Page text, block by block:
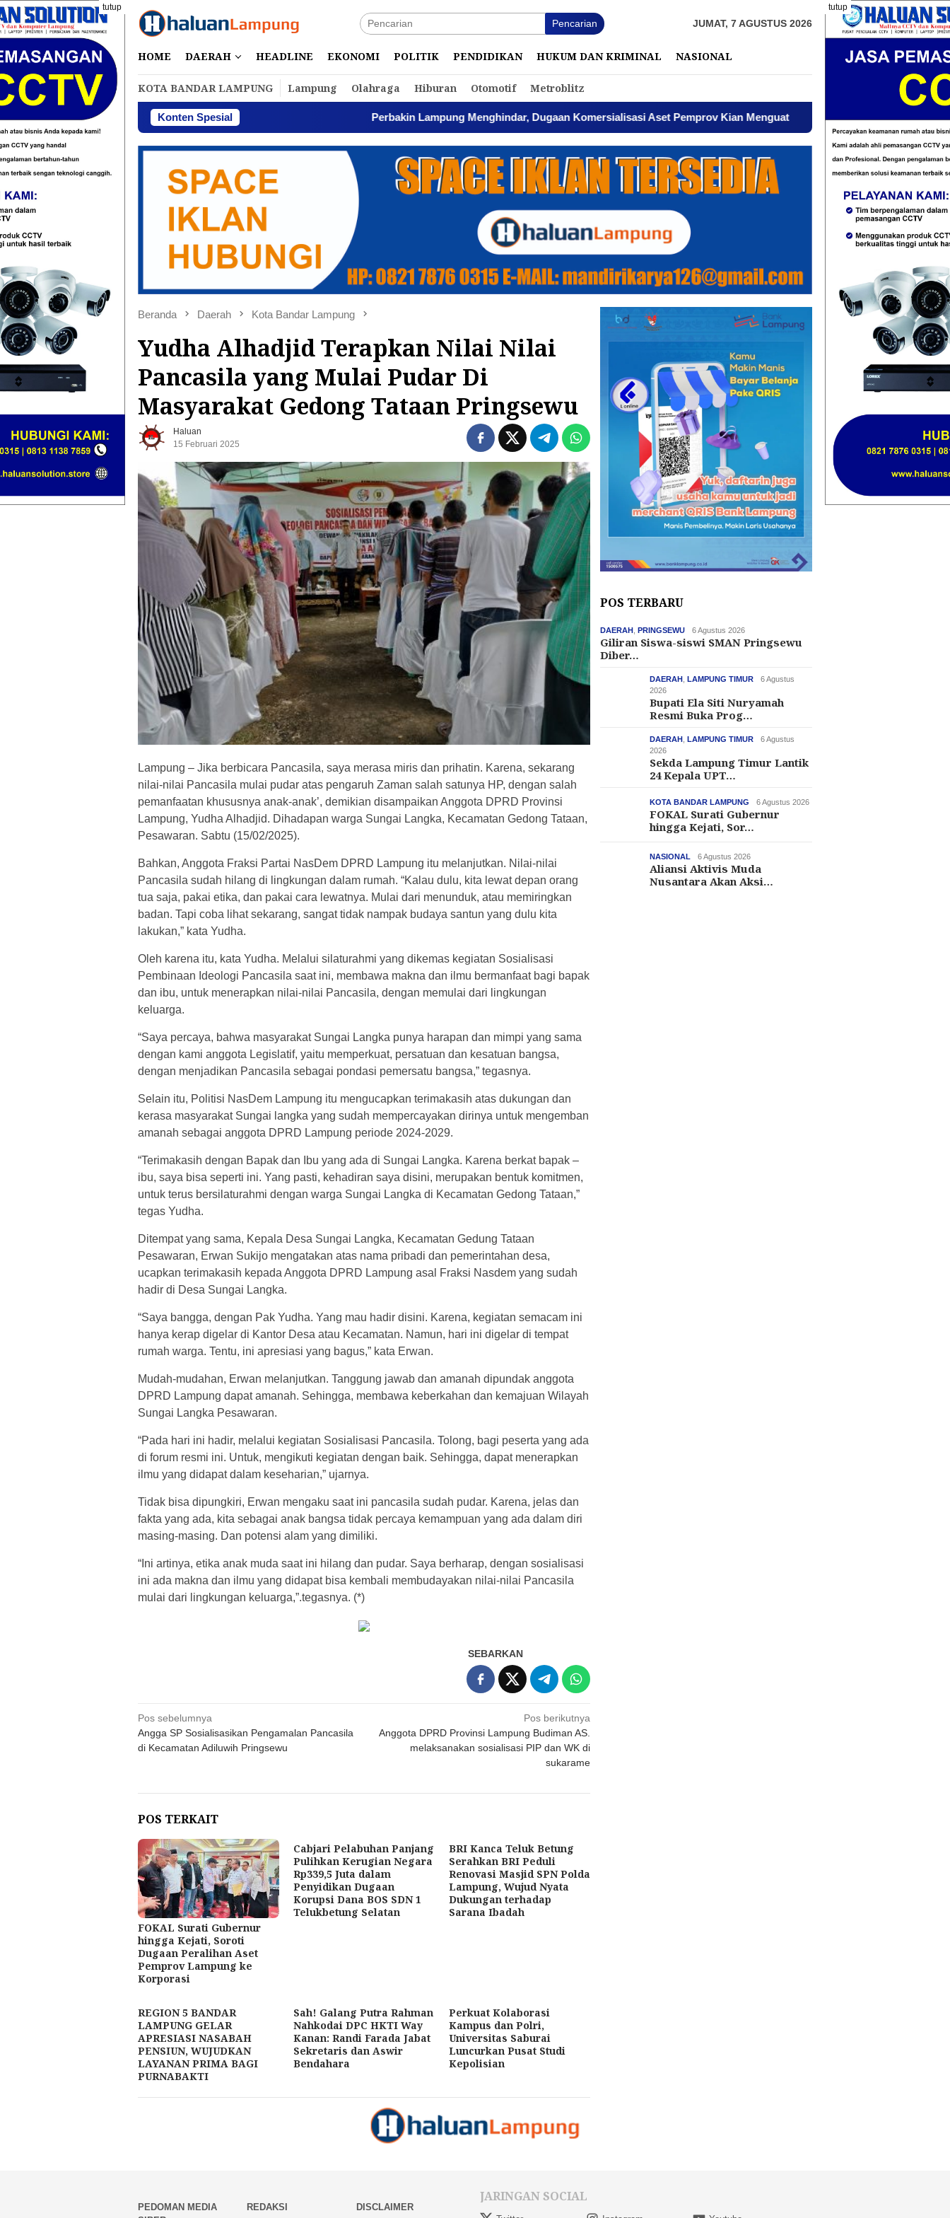
Loncat
ke
konten
tutup tutup
Pencarian JUMAT, 7 AGUSTUS 2026
HOME DAERAH HEADLINE EKONOMI POLITIK PENDIDIKAN HUKUM DAN KRIMINAL NASIONAL
KOTA BANDAR LAMPUNG Lampung Olahraga Hiburan Otomotif Metroblitz
Konten Spesial Perbakin Lampung Menghindar, Dugaan Komersialisasi Aset Pemprov Kian Menguat AWPI Serukan Perdamaian dan
Beranda Daerah Kota Bandar Lampung
Yudha Alhadjid Terapkan Nilai Nilai
Pancasila yang Mulai Pudar Di
Masyarakat Gedong Tataan Pringsewu
Haluan
15 Februari 2025
Lampung – Jika berbicara Pancasila, saya merasa miris dan prihatin. Karena, sekarang
nilai-nilai Pancasila mulai pudar atas pengaruh Zaman salah satunya HP, dengan salah
pemanfaatan khususnya anak-anak’, demikian disampaikan Anggota DPRD Provinsi
Lampung, Yudha Alhadjid. Dihadapan warga Sungai Langka, Kecamatan Gedong Tataan,
Pesawaran. Sabtu (15/02/2025).
Bahkan, Anggota Fraksi Partai NasDem DPRD Lampung itu melanjutkan. Nilai-nilai
Pancasila sudah hilang di lingkungan dalam rumah. “Kalau dulu, kita lewat depan orang
tua saja, pakai etika, dan pakai cara lewatnya. Mulai dari menunduk, atau memiringkan
badan. Tapi coba lihat sekarang, sangat tidak nampak budaya santun yang dulu kita
lakukan,” kata Yudha.
Oleh karena itu, kata Yudha. Melalui silaturahmi yang dikemas kegiatan Sosialisasi
Pembinaan Ideologi Pancasila saat ini, membawa makna dan ilmu bermanfaat bagi bapak
dan ibu, untuk menerapkan nilai-nilai Pancasila, dengan memulai dari lingkungan
keluarga.
“Saya percaya, bahwa masyarakat Sungai Langka punya harapan dan mimpi yang sama
dengan kami anggota Legislatif, yaitu memperkuat, persatuan dan kesatuan bangsa,
dengan menjadikan Pancasila sebagai pondasi pemersatu bangsa,” tegasnya.
Selain itu, Politisi NasDem Lampung itu mengucapkan terimakasih atas dukungan dan
kerasa masyarakat Sungai langka yang sudah mempercayakan dirinya untuk mengemban
amanah sebagai anggota DPRD Lampung periode 2024-2029.
“Terimakasih dengan Bapak dan Ibu yang ada di Sungai Langka. Karena berkat bapak –
ibu, saya bisa seperti ini. Yang pasti, kehadiran saya disini, merupakan bentuk komitmen,
untuk terus bersilaturahmi dengan warga Sungai Langka di Kecamatan Gedong Tataan,”
tegas Yudha.
Ditempat yang sama, Kepala Desa Sungai Langka, Kecamatan Gedung Tataan
Pesawaran, Erwan Sukijo mengatakan atas nama pribadi dan pemerintahan desa,
ucapkan terimakasih kepada Anggota DPRD Lampung asal Fraksi Nasdem yang sudah
hadir di Desa Sungai Langka.
“Saya bangga, dengan Pak Yudha. Yang mau hadir disini. Karena, kegiatan semacam ini
hanya kerap digelar di Kantor Desa atau Kecamatan. Namun, hari ini digelar di tempat
rumah warga. Tentu, ini apresiasi yang bagus,” kata Erwan.
Mudah-mudahan, Erwan melanjutkan. Tanggung jawab dan amanah dipundak anggota
DPRD Lampung dapat amanah. Sehingga, membawa keberkahan dan kemajuan Wilayah
Sungai Langka Pesawaran.
“Pada hari ini hadir, melalui kegiatan Sosialisasi Pancasila. Tolong, bagi peserta yang ada
di forum resmi ini. Untuk, mengikuti kegiatan dengan baik. Sehingga, dapat menerapkan
ilmu yang didapat dalam keseharian,” ujarnya.
Tidak bisa dipungkiri, Erwan mengaku saat ini pancasila sudah pudar. Karena, jelas dan
fakta yang ada, kita sebagai anak bangsa tidak percaya kemampuan yang ada dalam diri
masing-masing. Dan potensi alam yang dimiliki.
“Ini artinya, etika anak muda saat ini hilang dan pudar. Saya berharap, dengan sosialisasi
ini ada makna dan ilmu yang didapat bisa kembali membudayakan nilai-nilai Pancasila
mulai dari lingkungan keluarga,”.tegasnya. (*)
SEBARKAN
Navigasi
pos
Pos sebelumnya
Angga SP Sosialisasikan Pengamalan Pancasila
di Kecamatan Adiluwih Pringsewu
Pos berikutnya
Anggota DPRD Provinsi Lampung Budiman AS.
melaksanakan sosialisasi PIP dan WK di
sukarame
POS TERKAIT
FOKAL Surati Gubernur
hingga Kejati, Soroti
Dugaan Peralihan Aset
Pemprov Lampung ke
Korporasi
Cabjari Pelabuhan Panjang
Pulihkan Kerugian Negara
Rp339,5 Juta dalam
Penyidikan Dugaan
Korupsi Dana BOS SDN 1
Telukbetung Selatan
BRI Kanca Teluk Betung
Serahkan BRI Peduli
Renovasi Masjid SPN Polda
Lampung, Wujud Nyata
Dukungan terhadap
Sarana Ibadah
REGION 5 BANDAR
LAMPUNG GELAR
APRESIASI NASABAH
PENSIUN, WUJUDKAN
LAYANAN PRIMA BAGI
PURNABAKTI
Sah! Galang Putra Rahman
Nahkodai DPC HKTI Way
Kanan: Randi Farada Jabat
Sekretaris dan Aswir
Bendahara
Perkuat Kolaborasi
Kampus dan Polri,
Universitas Saburai
Luncurkan Pusat Studi
Kepolisian
POS TERBARU
DAERAH ,PRINGSEWU 6 Agustus 2026
Giliran Siswa-siswi SMAN Pringsewu
Diber…
DAERAH ,LAMPUNG TIMUR
6 Agustus
2026
Bupati Ela Siti Nuryamah
Resmi Buka Prog…
DAERAH ,LAMPUNG TIMUR
6 Agustus
2026
Sekda Lampung Timur Lantik
24 Kepala UPT…
KOTA BANDAR LAMPUNG 6 Agustus 2026
FOKAL Surati Gubernur
hingga Kejati, Sor…
NASIONAL 6 Agustus 2026
Aliansi Aktivis Muda
Nusantara Akan Aksi…
PEDOMAN MEDIA
REDAKSI DISCLAIMER
JARINGAN SOCIAL